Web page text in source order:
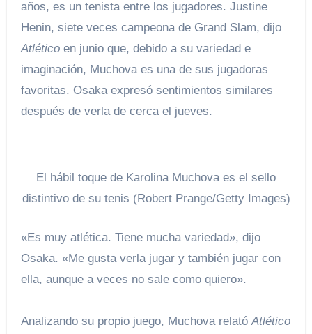
años, es un tenista entre los jugadores. Justine
Henin, siete veces campeona de Grand Slam, dijo
Atléticoen junio que, debido a su variedad e
imaginación, Muchova es una de sus jugadoras
favoritas. Osaka expresó sentimientos similares
después de verla de cerca el jueves.
El hábil toque de Karolina Muchova es el sello
distintivo de su tenis (Robert Prange/Getty Images)
«Es muy atlética. Tiene mucha variedad», dijo
Osaka. «Me gusta verla jugar y también jugar con
ella, aunque a veces no sale como quiero».
Analizando su propio juego, Muchova relatóAtlético